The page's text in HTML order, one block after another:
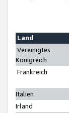
Land
Vereinigtes
Königreich
Frankreich
Italien
Irland